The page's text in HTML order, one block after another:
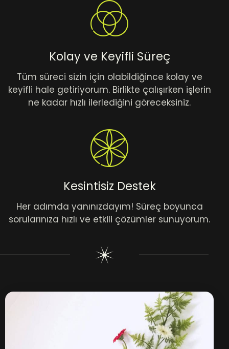
Kolay ve Keyifli Süreç
Tüm süreci sizin için olabildiğince kolay ve
keyifli hale getiriyorum. Birlikte çalışırken işlerin
ne kadar hızlı ilerlediğini göreceksiniz.
Kesintisiz Destek
Her adımda yanınızdayım! Süreç boyunca
sorularınıza hızlı ve etkili çözümler sunuyorum.